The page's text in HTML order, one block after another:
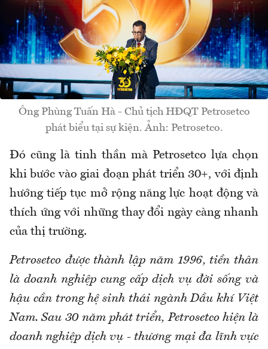
Ông Phùng Tuấn Hà - Chủ tịch HĐQT Petrosetco
phát biểu tại sự kiện. Ảnh: Petrosetco.
Đó cũng là tinh thần mà Petrosetco lựa chọn
khi bước vào giai đoạn phát triển 30+, với định
hướng tiếp tục mở rộng năng lực hoạt động và
thích ứng với những thay đổi ngày càng nhanh
của thị trường.
Petrosetco được thành lập năm 1996, tiền thân
là doanh nghiệp cung cấp dịch vụ đời sống và
hậu cần trong hệ sinh thái ngành Dầu khí Việt
Nam. Sau 30 năm phát triển, Petrosetco hiện là
doanh nghiệp dịch vụ - thương mại đa lĩnh vực